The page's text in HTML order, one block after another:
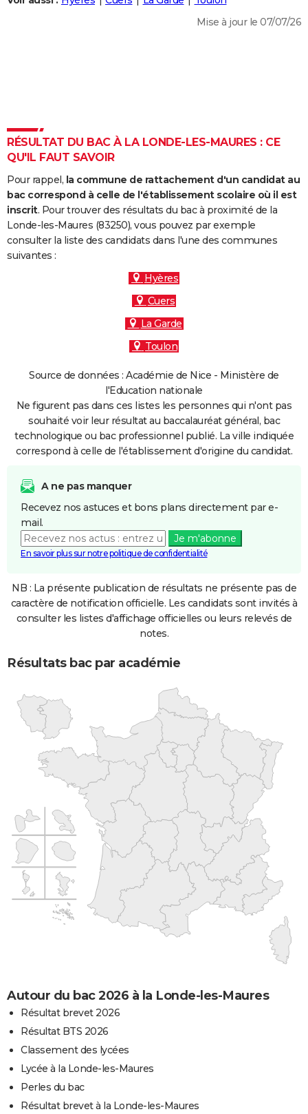
DICTIONNAIRE
Dictionnaire
Biographies
Citations
Expressions
Proverbes
PROGRAMME TV
COPAINS D'AVANT
S'inscrire
Se connecter
Lycées
Collèges
Primaires
Universités
Entreprises
Service militaire
Avis de recherche
AVIS DE DÉCÈS
FORUM
Mise à jour le 07/07/26
RÉSULTAT DU BAC À LA LONDE-LES-MAURES : CE
QU'IL FAUT SAVOIR
Pour rappel, la commune de rattachement d'un candidat au
bac correspond à celle de l'établissement scolaire où il est
inscrit. Pour trouver des résultats du bac à proximité de la
Londe-les-Maures (83250), vous pouvez par exemple
consulter la liste des candidats dans l'une des communes
suivantes :
Hyères
Cuers
La Garde
Toulon
Source de données : Académie de Nice - Ministère de
l'Education nationale
Ne figurent pas dans ces listes les personnes qui n'ont pas
souhaité voir leur résultat au baccalauréat général, bac
technologique ou bac professionnel publié. La ville indiquée
correspond à celle de l'établissement d'origine du candidat.
A ne pas manquer
Recevez nos astuces et bons plans directement par e-
mail.
Je m'abonne
En savoir plus sur notre politique de confidentialité
NB : La présente publication de résultats ne présente pas de
caractère de notification officielle. Les candidats sont invités à
consulter les listes d'affichage officielles ou leurs relevés de
notes.
Résultats bac par académie
Autour du bac 2026 à la Londe-les-Maures
Résultat brevet 2026
Résultat BTS 2026
Classement des lycées
Lycée à la Londe-les-Maures
Perles du bac
Résultat brevet à la Londe-les-Maures